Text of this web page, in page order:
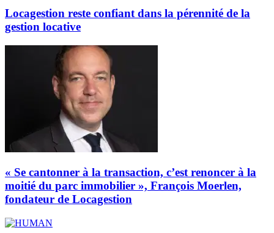
Locagestion reste confiant dans la pérennité de la
gestion locative
« Se cantonner à la transaction, c’est renoncer à la
moitié du parc immobilier », François Moerlen,
fondateur de Locagestion